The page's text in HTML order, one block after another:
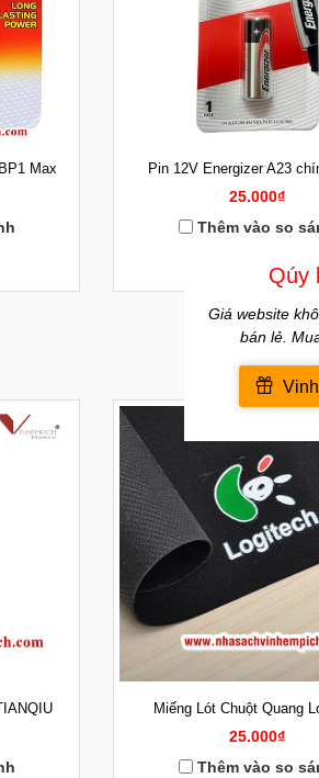
Max Pin 12V Energizer A23
25.000₫
Thêm vào so
MUA HÀNG
Miếng Lót Chuột Quang
25.000₫
Thêm vào so